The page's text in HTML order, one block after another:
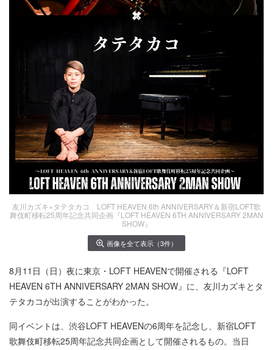
友川カズキ×タテタカコ LOFT HEAVEN 6th ANNIVERSARY＆新宿LOFT歌
舞伎町移転25周年記念共同企画『LOFT HEAVEN 6TH ANNIVERSARY 2MAN
SHOW』
画像を全て表示（3件）
8月11日（日）夜に東京・LOFT HEAVENで開催される『LOFT
HEAVEN 6TH ANNIVERSARY 2MAN SHOW』に、友川カズキとタ
テタカコが出演することがわかった。
同イベントは、渋谷LOFT HEAVENの6周年を記念し、新宿LOFT
歌舞伎町移転25周年記念共同企画として開催されるもの。当日